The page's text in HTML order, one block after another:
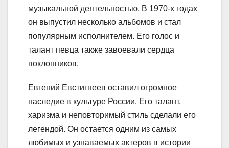
музыкальной деятельностью. В 1970-х годах
он выпустил несколько альбомов и стал
популярным исполнителем. Его голос и
талант певца также завоевали сердца
поклонников.
Евгений Евстигнеев оставил огромное
наследие в культуре России. Его талант,
харизма и неповторимый стиль сделали его
легендой. Он остается одним из самых
любимых и узнаваемых актеров в истории